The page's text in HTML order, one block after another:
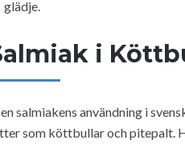
glädje.
i
salmiakens användning i
som köttbullar och pitepalt.